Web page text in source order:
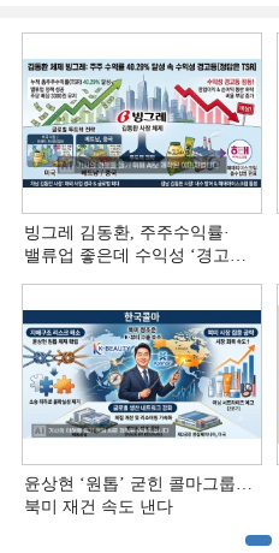
빙그레 김동환, 주주수익률·
밸류업 좋은데 수익성 ‘경고등ʼ
윤상현 ‘원톱ʼ 굳힌 콜마그룹…
북미 재건 속도 낸다